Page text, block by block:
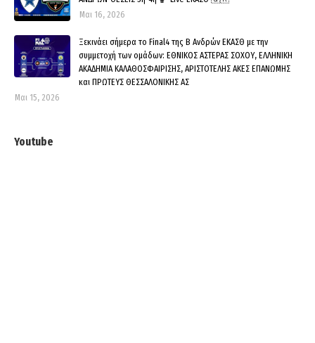
Μαι 16, 2026
Ξεκινάει σήμερα το Final4 της Β Ανδρών ΕΚΑΣΘ με την
συμμετοχή των ομάδων: ΕΘΝΙΚΟΣ ΑΣΤΕΡΑΣ ΣΟΧΟΥ, ΕΛΛΗΝΙΚΗ
ΑΚΑΔΗΜΙΑ ΚΑΛΑΘΟΣΦΑΙΡΙΣΗΣ, ΑΡΙΣΤΟΤΕΛΗΣ ΑΚΕΣ ΕΠΑΝΩΜΗΣ
και ΠΡΩΤΕΥΣ ΘΕΣΣΑΛΟΝΙΚΗΣ ΑΣ
Μαι 15, 2026
Youtube